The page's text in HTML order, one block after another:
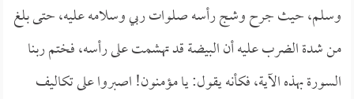
وسلم، حيث جرح وشج رأسه صلوات ربي وسلامه عليه، حتى بلغ
من شدة الضرب عليه أن البيضة قد تهشمت على رأسه، فختم ربنا
السورة بهذه الآية، فكأنه يقول: يا مؤمنون! اصبروا على تكاليف